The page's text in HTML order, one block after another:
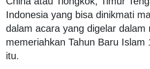
Indonesia yang bisa dinikmati
dalam acara yang digelar dalam
memeriahkan Tahun Baru Islam
itu.